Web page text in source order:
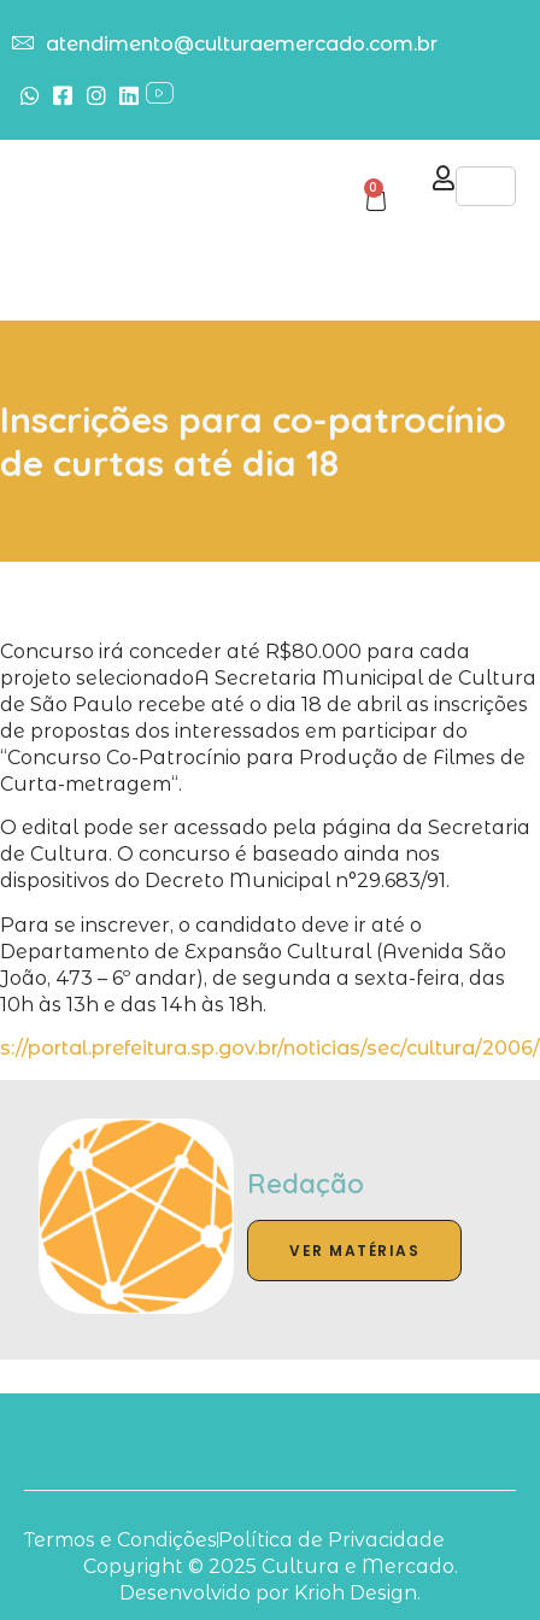
atendimento@culturaemercado.com.br
0
Inscrições para co-patrocínio
de curtas até dia 18
Concurso irá conceder até R$80.000 para cada
projeto selecionadoA Secretaria Municipal de Cultura
de São Paulo recebe até o dia 18 de abril as inscrições
de propostas dos interessados em participar do
“Concurso Co-Patrocínio para Produção de Filmes de
Curta-metragem“.
O edital pode ser acessado pela página da Secretaria
de Cultura. O concurso é baseado ainda nos
dispositivos do Decreto Municipal n°29.683/91.
Para se inscrever, o candidato deve ir até o
Departamento de Expansão Cultural (Avenida São
João, 473 – 6º andar), de segunda a sexta-feira, das
10h às 13h e das 14h às 18h.
s://portal.prefeitura.sp.gov.br/noticias/sec/cultura/
Redação
VER MATÉRIAS
Copyright © 2025 Cultura e Mercado.
Desenvolvido por Krioh Design.
Termos e CondiçõesPolítica de Privacidade